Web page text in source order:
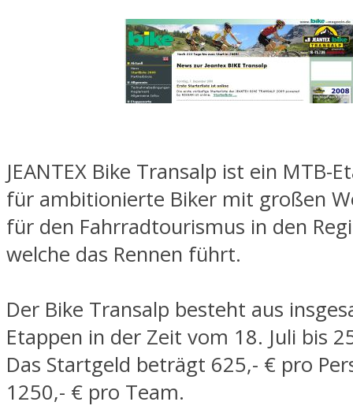
JEANTEX Bike Transalp ist ein MTB-
für ambitionierte Biker mit großen
für den Fahrradtourismus in den
welche das Rennen führt.
Der Bike Transalp besteht aus
Etappen in der Zeit vom 18. Juli bis
Das Startgeld beträgt 625,- € pro
1250,- € pro Team.